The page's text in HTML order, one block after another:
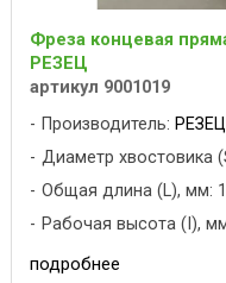
Фреза концевая
РЕЗЕЦ
артикул 9001019
Производитель: РЕЗЕЦ
Диаметр хвостовика
Общая длина (L), мм:
Рабочая высота (I),
подробнее